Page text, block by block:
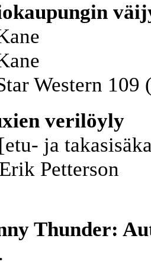
Western 109
verilöyly
ja
Petterson
Thunder: